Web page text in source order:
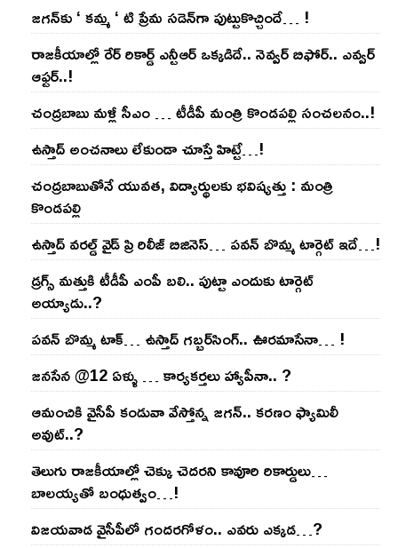
జ‌గ‌న్‌కు ‘ క‌మ్మ ‘ టి ప్రేమ స‌డెన్‌గా పుట్టుకొచ్చిందే… !
రాజ‌కీయాల్లో రేర్ రికార్డ్ ఎన్టీఆర్ ఒక్క‌డిదే.. నెవ్వ‌ర్ బిఫోర్‌.. ఎవ్వ‌ర్
ఆఫ్ట‌ర్‌..!
చంద్ర‌బాబు మ‌ళ్లీ సీఎం … టీడీపీ మంత్రి కొండ‌ప‌ల్లి సంచ‌ల‌నం..!
ఉస్తాద్ అంచ‌నాలు లేకుండా చూస్తే హిట్టే…!
చంద్ర‌బాబుతోనే యువ‌త‌, విద్యార్థుల‌కు భ‌విష్య‌త్తు : మంత్రి
కొండ‌ప‌ల్లి
ఉస్తాద్ వ‌ర‌ల్డ్ వైడ్ ప్రి రిలీజ్ బిజినెస్‌… ప‌వ‌న్ బొమ్మ టార్గెట్ ఇదే…!
డ్రగ్స్ మత్తుకి టీడీపీ ఎంపీ బలి.. పుట్టా ఎందుకు టార్గెట్
అయ్యాడు..?
ప‌వ‌న్ బొమ్మ టాక్‌… ఉస్తాద్ గ‌బ్బ‌ర్‌సింగ్‌.. ఊర‌మాసేనా… !
జనసేన @12 ఏళ్ళు … కార్యకర్తలు హ్యాపీనా.. ?
ఆమంచికి వైసీపీ కండువా వేస్తోన్న జ‌గ‌న్‌.. క‌ర‌ణం ఫ్యామిలీ
అవుట్‌..?
తెలుగు రాజ‌కీయాల్లో చెక్కు చెద‌ర‌ని కావూరి రికార్డులు…
బాల‌య్యతో బంధుత్వం…!
విజ‌య‌వాడ వైసీపీలో గంద‌ర‌గోళం.. ఎవ‌రు ఎక్క‌డ‌…?